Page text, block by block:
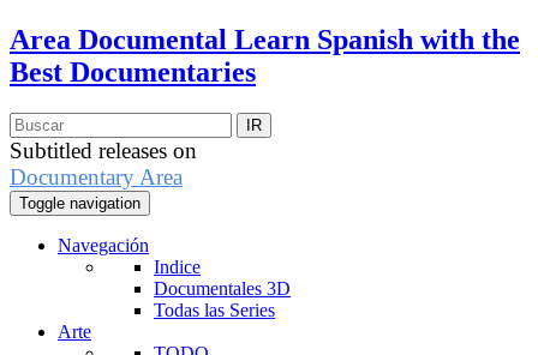
Area Documental Learn Spanish with the
Best Documentaries
Subtitled releases on
Documentary Area
Toggle navigation
Navegación
Indice
Documentales 3D
Todas las Series
Arte